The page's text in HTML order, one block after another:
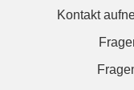
Kontakt